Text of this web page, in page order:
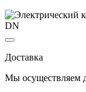
Доставка
Мы осуществляем